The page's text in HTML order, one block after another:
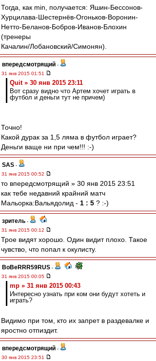
Тогда, как min, получается: Яшин-Бессонов-
Хурцилава-Шестернёв-Огоньков-Воронин-
Нетто-Беланов-Бобров-Иванов-Блохин
(тренеры
Качалин/Лобановский/Симонян).
впередсмотрящий -
31 янв 2015 01:51
Quit » 30 янв 2015 23:11
Вот сразу видно что Артем хочет играть в
футбол и деньги тут не причем)
Точно!
Какой дурак за 1,5 ляма в футбол играет?
Деньги ваще ни при чем!!! :-)
SAS -
31 янв 2015 00:52
то впередсмотрящий » 30 янв 2015 23:51
как тебе недавний крайний матч
Мальорка:Вальядолид - 1 : 5 ? :-)
зpитель -
31 янв 2015 00:12
Трое видят хорошо. Один видит плохо. Такое
чувство, что попал к окулисту.
BoBeRRR59RUS -
31 янв 2015 00:05
mp » 31 янв 2015 00:43
Интересно узнать при ком они будут хотеть и
играть?
Видимо при том, кто их запрет в раздевалке и
яростно отпиздит.
впередсмотрящий -
30 янв 2015 23:51